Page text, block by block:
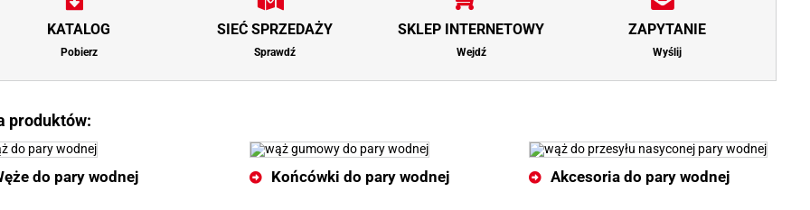
KATALOG
Pobierz
SIEĆ SPRZEDAŻY
Sprawdź
SKLEP INTERNETOWY
Wejdź
ZAPYTANIE
Wyślij
produktów:
do pary wodnej Końcówki do pary wodnej Akcesoria do pary wodnej